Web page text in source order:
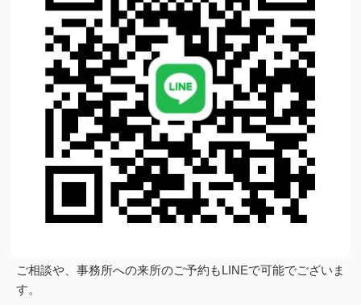
ご相談や、事務所への来所のご予約もLINEで可能でございま
す。